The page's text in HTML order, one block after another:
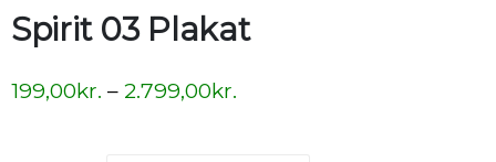
Spirit 03 Plakat
199,00kr. – 2.799,00kr.